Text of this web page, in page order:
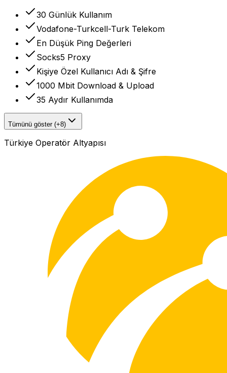
30 Günlük Kullanım
Vodafone-Turkcell-Turk Telekom
En Düşük Ping Değerleri
Socks5 Proxy
Kişiye Özel Kullanıcı Adı & Şifre
1000 Mbit Download & Upload
35 Aydır Kullanımda
Tümünü göster (+8)
Türkiye Operatör Altyapısı